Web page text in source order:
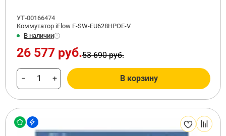
УТ-00166474
Коммутатор iFlow F-SW-EU628HPOE-V
В наличии
26 577 руб.53 690 руб.
− + В корзину